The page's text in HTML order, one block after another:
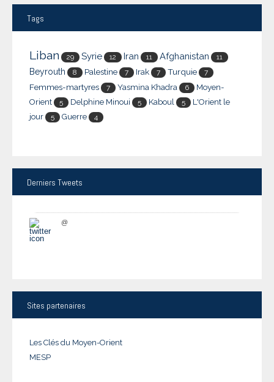
Tags
Liban 29 Syrie 12 Iran 11 Afghanistan 11
Beyrouth 8 Palestine 7 Irak 7 Turquie 7
Femmes-martyres 7 Yasmina Khadra 6
Moyen-
Orient
5 Delphine Minoui 5 Kaboul 5
L'Orient le
jour
5 Guerre 4
Derniers Tweets
@
Sites partenaires
Les Clés du Moyen-Orient
MESP